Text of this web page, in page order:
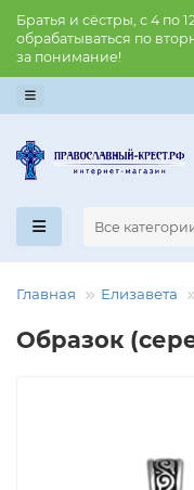
Братья и сёстры, с 4 по
обрабатываться по
за понимание!
Все
Главная Елизавета
Образок